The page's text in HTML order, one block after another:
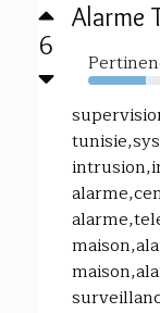
6
Alarme
76%